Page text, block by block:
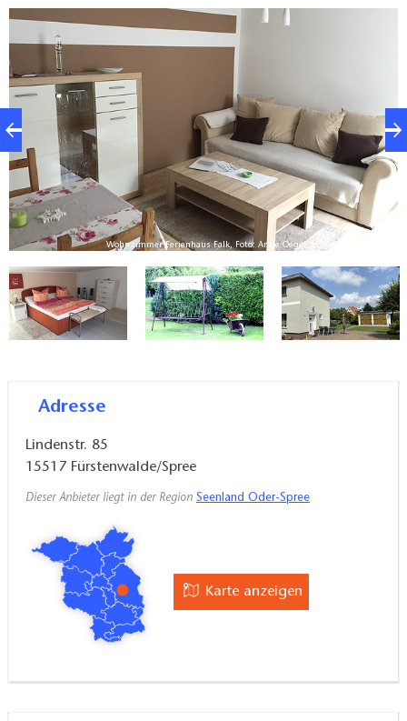
Wohnzimmer Ferienhaus Falk, Foto: Antje Oegel, Lizenz: Antje Oegel
Adresse
Lindenstr. 85
15517 Fürstenwalde/Spree
Dieser Anbieter liegt in der Region Seenland Oder-Spree
Karte anzeigen